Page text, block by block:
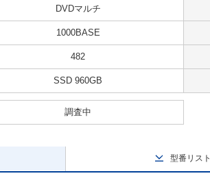
DVDマルチ
1000BASE
482
SSD 960GB
調査中
型番リスト